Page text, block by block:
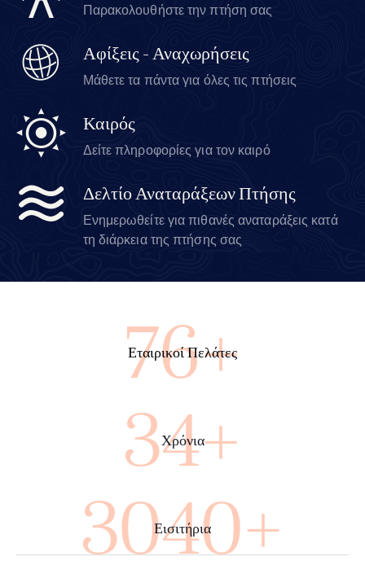
Παρακολουθήστε την πτήση σας
Αφίξεις - Αναχωρήσεις
Μάθετε τα πάντα για όλες τις πτήσεις
Καιρός
Δείτε πληροφορίες για τον καιρό
Δελτίο Αναταράξεων Πτήσης
Ενημερωθείτε για πιθανές αναταράξεις κατά
τη διάρκεια της πτήσης σας
100+
Εταιρικοί Πελάτες
45+
Χρόνια
4000+
Εισιτήρια